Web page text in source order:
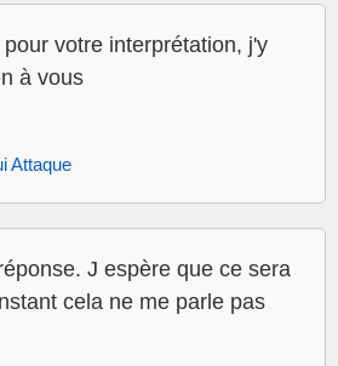
votre interprétation, j'y
à vous
Attaque
J espère que ce sera
cela ne me parle pas